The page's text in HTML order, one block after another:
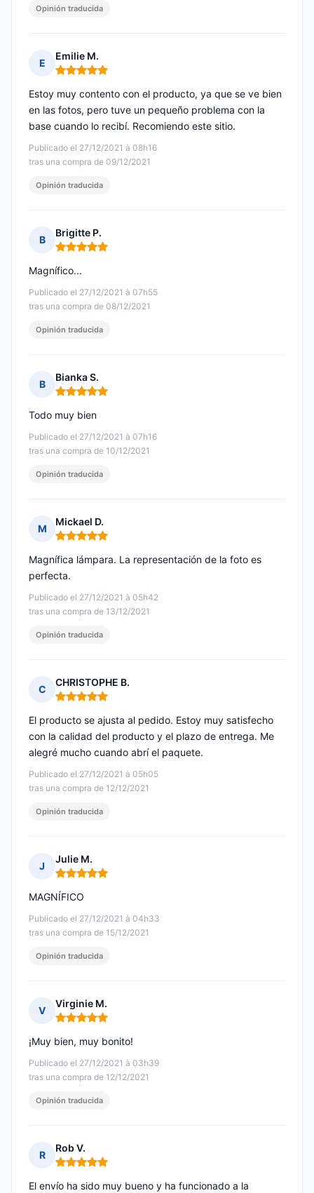
Opinión traducida
E
Emilie M.
Nota: 5 de 5
Publicado el 27/12/2021 à 08h16
tras una compra de 09/12/2021
Estoy muy contento con el producto, ya que se ve bien
en las fotos, pero tuve un pequeño problema con la
base cuando lo recibí. Recomiendo este sitio.
Opinión traducida
B
Brigitte P.
Nota: 5 de 5
Publicado el 27/12/2021 à 07h55
tras una compra de 08/12/2021
Magnífico...
Opinión traducida
B
Bianka S.
Nota: 5 de 5
Publicado el 27/12/2021 à 07h16
tras una compra de 10/12/2021
Todo muy bien
Opinión traducida
M
Mickael D.
Nota: 5 de 5
Publicado el 27/12/2021 à 05h42
tras una compra de 13/12/2021
Magnífica lámpara. La representación de la foto es
perfecta.
Opinión traducida
C
CHRISTOPHE B.
Nota: 5 de 5
Publicado el 27/12/2021 à 05h05
tras una compra de 12/12/2021
El producto se ajusta al pedido. Estoy muy satisfecho
con la calidad del producto y el plazo de entrega. Me
alegré mucho cuando abrí el paquete.
Opinión traducida
J
Julie M.
Nota: 5 de 5
Publicado el 27/12/2021 à 04h33
tras una compra de 15/12/2021
MAGNÍFICO
Opinión traducida
V
Virginie M.
Nota: 5 de 5
Publicado el 27/12/2021 à 03h39
tras una compra de 12/12/2021
¡Muy bien, muy bonito!
Opinión traducida
R
Rob V.
Nota: 5 de 5
El envío ha sido muy bueno y ha funcionado a la